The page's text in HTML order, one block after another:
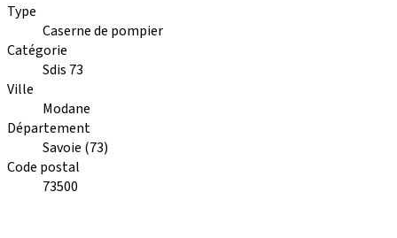
Type
Caserne de pompier
Catégorie
Sdis 73
Ville
Modane
Département
Savoie (73)
Code postal
73500